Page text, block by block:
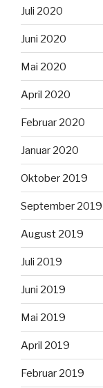
Juli 2020
Juni 2020
Mai 2020
April 2020
Februar 2020
Januar 2020
Oktober 2019
September 2019
August 2019
Juli 2019
Juni 2019
Mai 2019
April 2019
Februar 2019